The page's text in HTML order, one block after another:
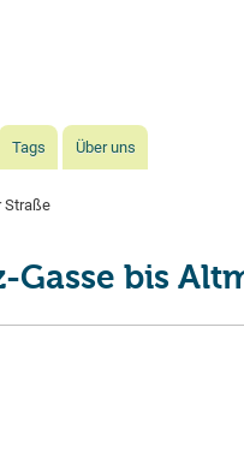
Tags Über uns
Straße
bis